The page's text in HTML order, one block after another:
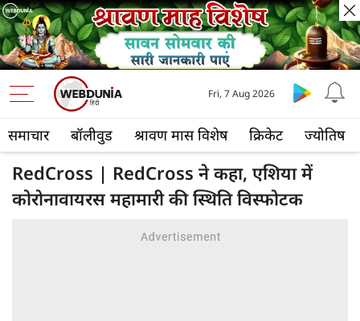
समाचार बॉलीवुड श्रावण मास विशेष क्रिकेट ज्योतिष
Fri, 7 Aug 2026
RedCross | RedCross ने कहा, एशिया में
कोरोनावायरस महामारी की स्थिति विस्फोटक